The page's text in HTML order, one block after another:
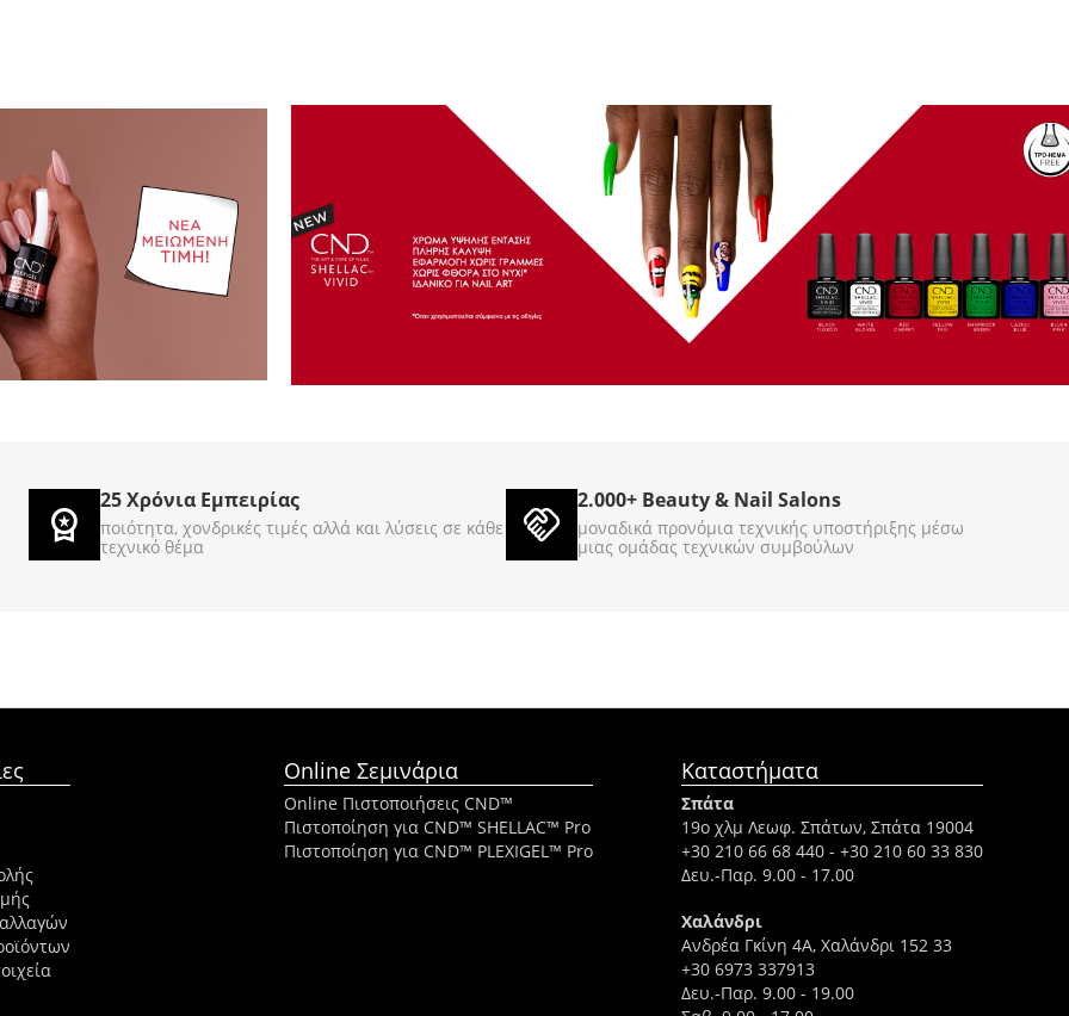
€12500 €8900 €8900
25 Χρόνια Εμπειρίας
ποιότητα, χονδρικές τιμές αλλά και λύσεις σε κάθε
τεχνικό θέμα
2.000+ Beauty & Nail Salons
μοναδικά προνόμια τεχνικής υποστήριξης μέσω
μιας ομάδας τεχνικών συμβούλων
Online Σεμινάρια
Online Πιστοποιήσεις CND™
Πιστοποίηση για CND™ SHELLAC™ Pro
Πιστοποίηση για CND™ PLEXIGEL™ Pro
Καταστήματα
Σπάτα
19ο χλμ Λεωφ. Σπάτων, Σπάτα 19004
+30 210 66 68 440 - +30 210 60 33 830
Δευ.-Παρ. 9.00 - 17.00
Χαλάνδρι
Ανδρέα Γκίνη 4A, Χαλάνδρι 152 33
+30 6973 337913
Δευ.-Παρ. 9.00 - 19.00